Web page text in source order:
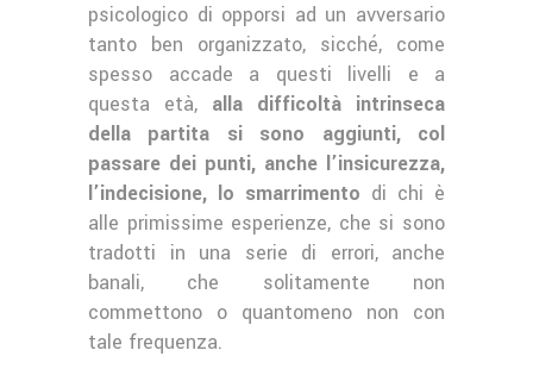
psicologico di opporsi ad un avversario
tanto ben organizzato, sicché, come
spesso accade a questi livelli e a
questa età, alla difficoltà intrinseca
della partita si sono aggiunti, col
passare dei punti, anche l’insicurezza,
l’indecisione, lo smarrimento di chi è
alle primissime esperienze, che si sono
tradotti in una serie di errori, anche
banali, che solitamente non
commettono o quantomeno non con
tale frequenza.